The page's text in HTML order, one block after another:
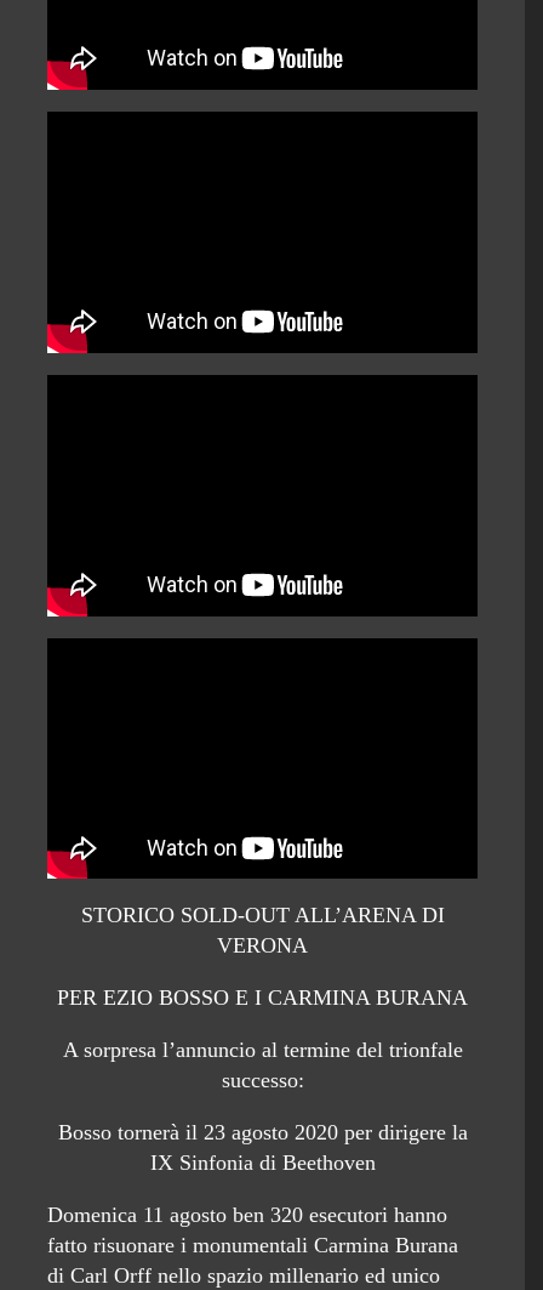
STORICO SOLD-OUT ALL’ARENA DI
VERONA
PER EZIO BOSSO E I CARMINA BURANA
A sorpresa l’annuncio al termine del trionfale
successo:
Bosso tornerà il 23 agosto 2020 per dirigere la
IX Sinfonia di Beethoven
Domenica 11 agosto ben 320 esecutori hanno
fatto risuonare i monumentali Carmina Burana
di Carl Orff nello spazio millenario ed unico